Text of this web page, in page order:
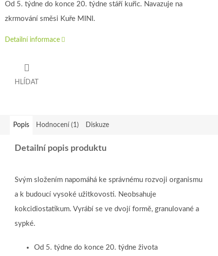
Od 5. týdne do konce 20. týdne stáří kuřic. Navazuje na
zkrmování směsi Kuře MINI.
Detailní informace
HLÍDAT
Popis Hodnocení (1) Diskuze
Detailní popis produktu
Svým složením napomáhá ke správnému rozvoji organismu
a k budoucí vysoké užitkovosti. Neobsahuje
kokcidiostatikum. Vyrábí se ve dvojí formě, granulované a
sypké.
Od 5. týdne do konce 20. týdne života